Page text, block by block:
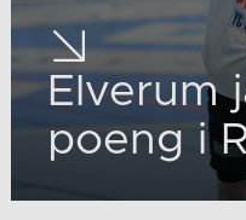
Elverum
poeng i